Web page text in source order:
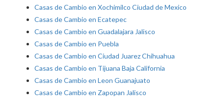
Casas de Cambio en Xochimilco Ciudad de Mexico
Casas de Cambio en Ecatepec
Casas de Cambio en Guadalajara Jalisco
Casas de Cambio en Puebla
Casas de Cambio en Ciudad Juarez Chihuahua
Casas de Cambio en Tijuana Baja California
Casas de Cambio en Leon Guanajuato
Casas de Cambio en Zapopan Jalisco